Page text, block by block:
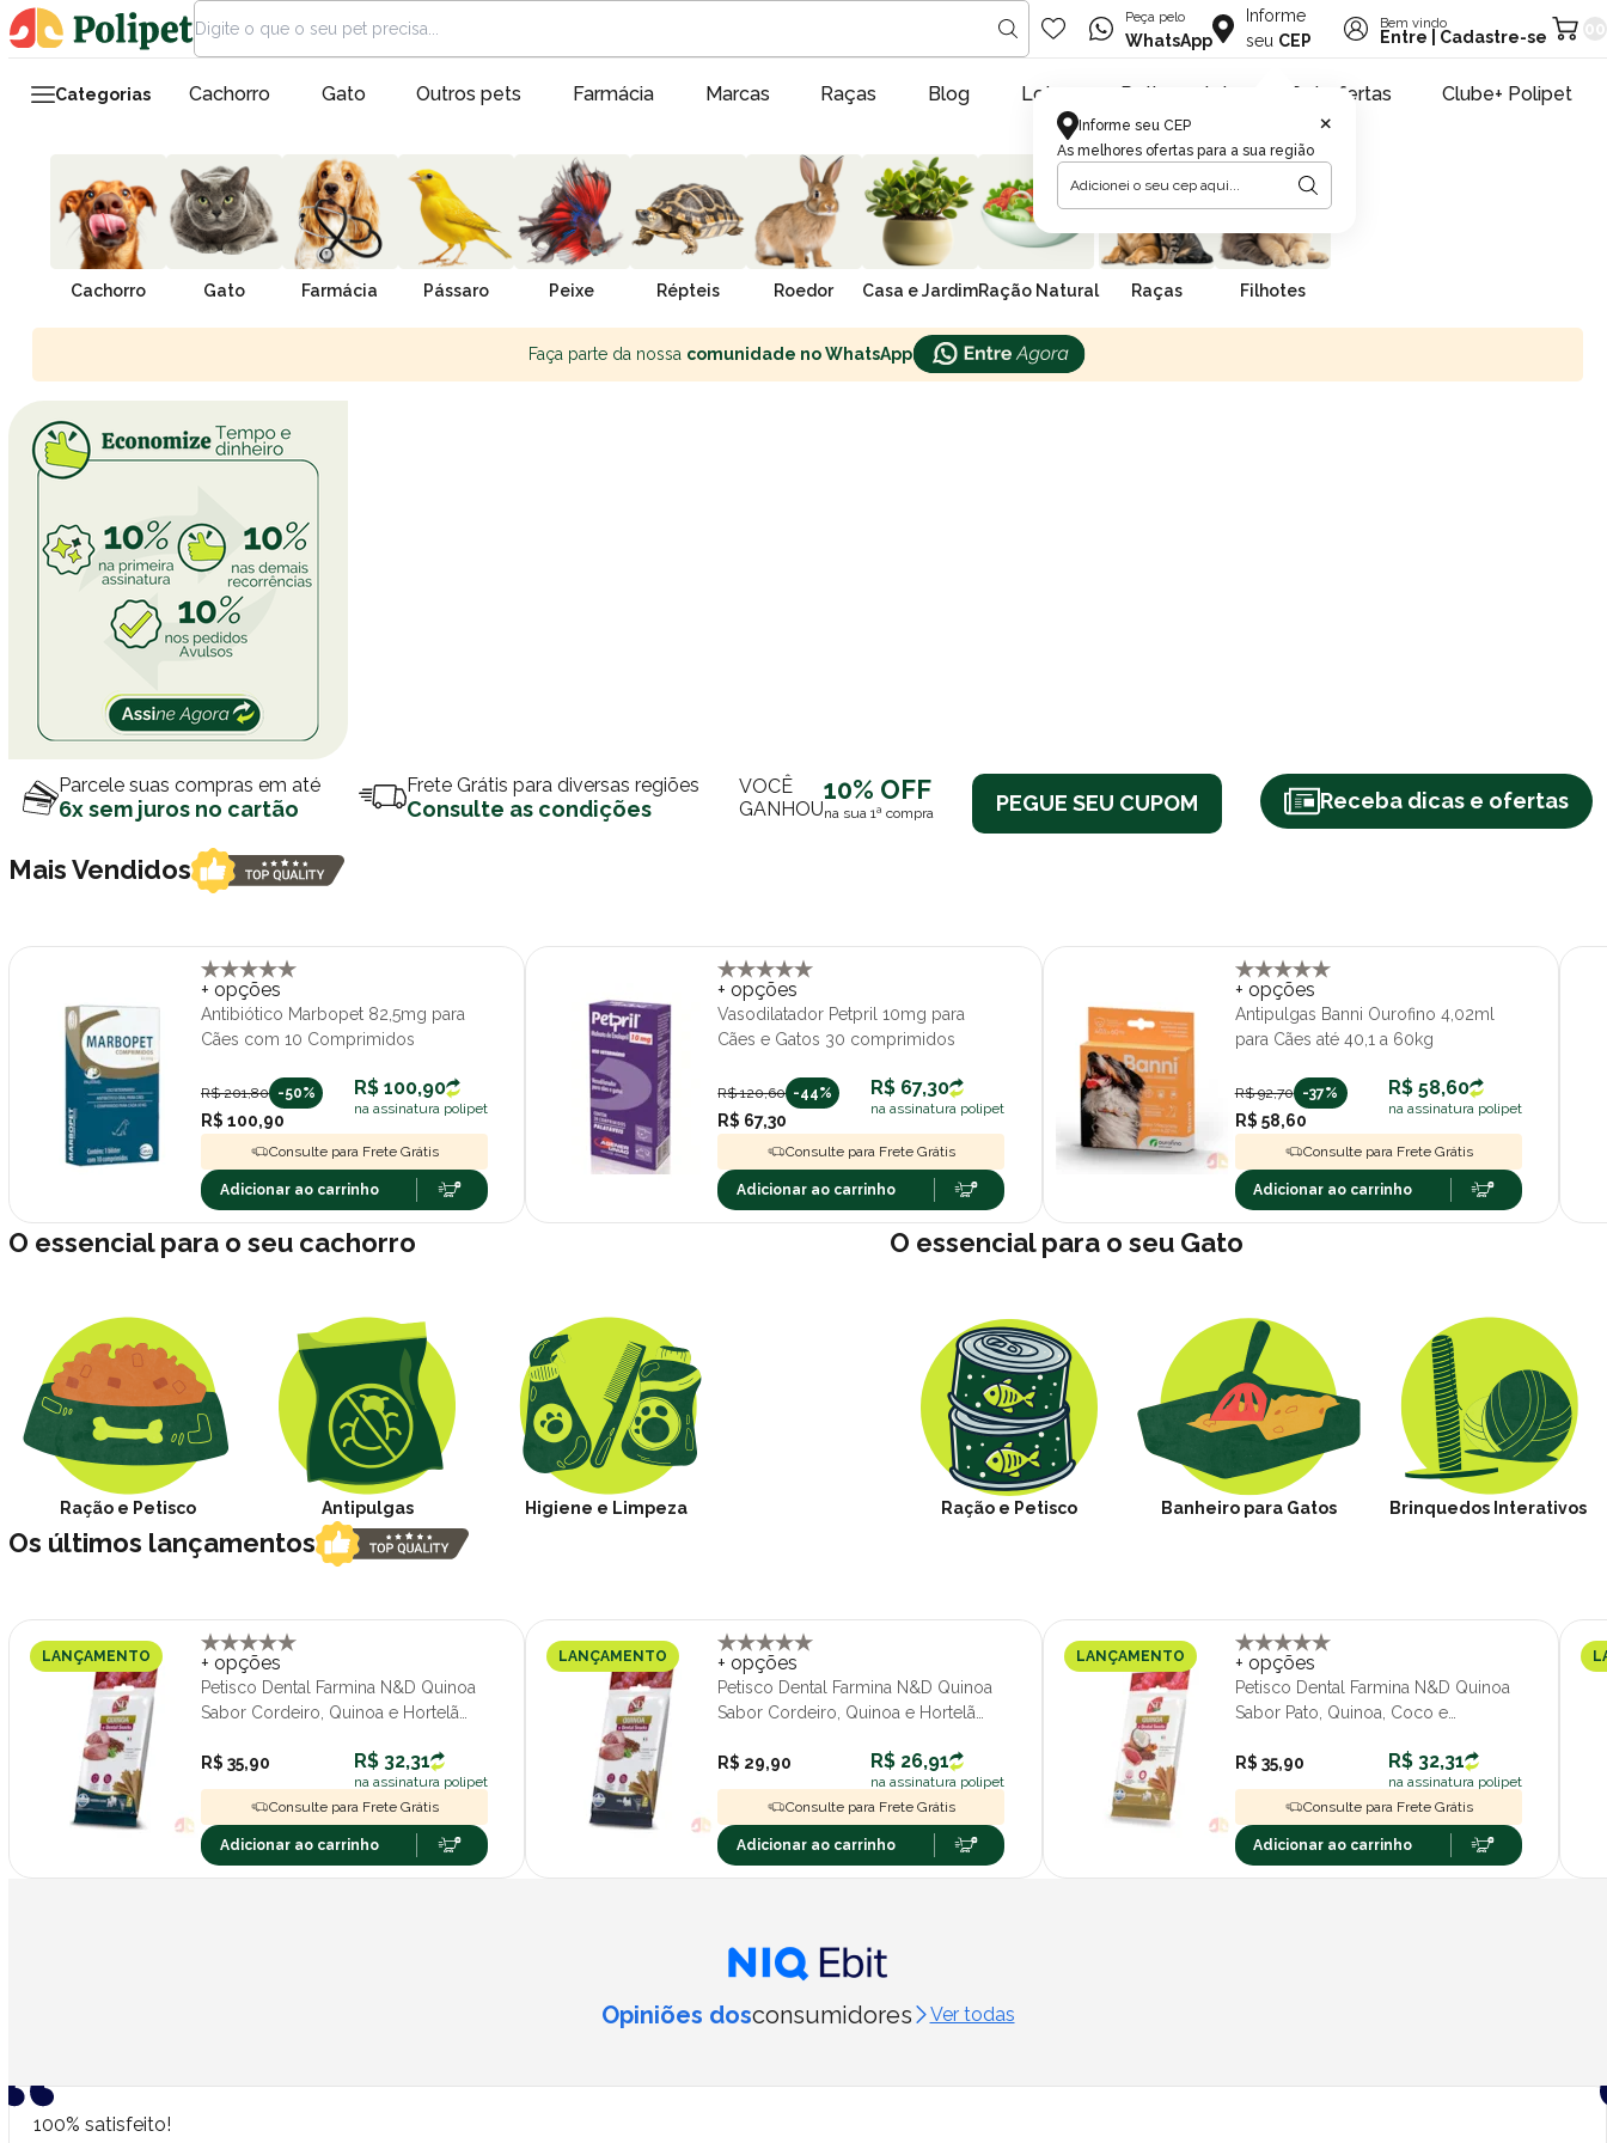
Peça pelo
WhatsApp
Informe
seu CEP
Informe seu CEP
As melhores ofertas para a sua região
×
Bem vindo
Entre Cadastre-se
Categorias Cachorro Gato Outros pets Farmácia Marcas Raças Blog Lojas Retire na loja Pet ofertas Clube+ Polipet
Cachorro Gato Farmácia Pássaro Peixe Répteis Roedor Casa e JardimRação Natural Raças Filhotes
Faça parte da nossa comunidade no WhatsApp
Parcele suas compras em até
6x sem juros no cartão
Frete Grátis para diversas regiões
Consulte as condições
VOCÊ
GANHOU
10% OFF
na sua 1ª compra PEGUE SEU CUPOM Receba dicas e ofertas
Mais Vendidos
+ opções
Antibiótico Marbopet 82,5mg para
Cães com 10 Comprimidos
R$ 201,80 -50%
R$ 100,90
R$ 100,90
na assinatura polipet
Consulte para Frete Grátis
Adicionar ao carrinho
+ opções
Vasodilatador Petpril 10mg para
Cães e Gatos 30 comprimidos
R$ 120,60 -44%
R$ 67,30
R$ 67,30
na assinatura polipet
Consulte para Frete Grátis
Adicionar ao carrinho
+ opções
Antipulgas Banni Ourofino 4,02ml
para Cães até 40,1 a 60kg
R$ 92,70 -37%
R$ 58,60
R$ 58,60
na assinatura polipet
Consulte para Frete Grátis
Adicionar ao carrinho
O essencial para o seu cachorro
Ração e Petisco Antipulgas Higiene e Limpeza
O essencial para o seu Gato
Ração e Petisco Banheiro para Gatos Brinquedos Interativos
Os últimos lançamentos
LANÇAMENTO + opções
Petisco Dental Farmina N&D Quinoa
Sabor Cordeiro, Quinoa e Hortelã
R$ 35,90
R$ 32,31
na assinatura polipet
Consulte para Frete Grátis
Adicionar ao carrinho
LANÇAMENTO + opções
Petisco Dental Farmina N&D Quinoa
Sabor Cordeiro, Quinoa e Hortelã
R$ 29,90
R$ 26,91
na assinatura polipet
Consulte para Frete Grátis
Adicionar ao carrinho
LANÇAMENTO + opções
Petisco Dental Farmina N&D Quinoa
Sabor Pato, Quinoa, Coco e
Grande 100g
R$ 35,90 R$ 32,31
na assinatura polipet
Consulte para Frete Grátis
Adicionar ao carrinho
Opiniões dosconsumidores Ver todas
100% satisfeito!